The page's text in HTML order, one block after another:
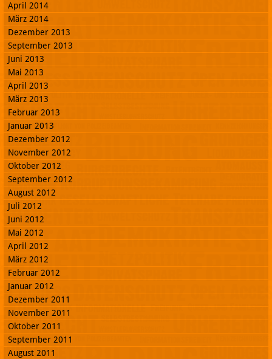
April 2014
März 2014
Dezember 2013
September 2013
Juni 2013
Mai 2013
April 2013
März 2013
Februar 2013
Januar 2013
Dezember 2012
November 2012
Oktober 2012
September 2012
August 2012
Juli 2012
Juni 2012
Mai 2012
April 2012
März 2012
Februar 2012
Januar 2012
Dezember 2011
November 2011
Oktober 2011
September 2011
August 2011